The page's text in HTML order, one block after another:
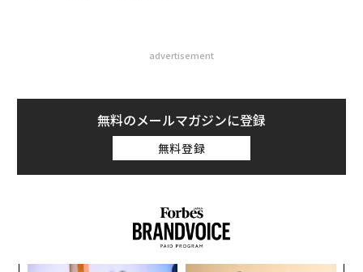
advertisement
無料のメールマガジンに登録
無料登録